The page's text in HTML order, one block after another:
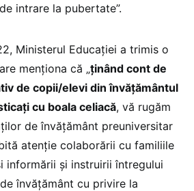
intrare la pubertate”.
Ministerul Educației a trimis o
menționa că „ținând cont de
de copii/elevi din învățământul
cu boala celiacă, vă rugăm
de învățământ preuniversitar
atenție colaborării cu familiile
informării și instruirii întregului
învățământ cu privire la